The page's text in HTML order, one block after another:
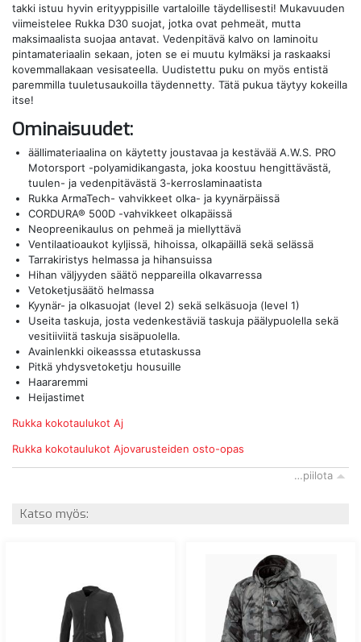
takki istuu hyvin erityyppisille vartaloille täydellisesti! Mukavuuden
viimeistelee Rukka D30 suojat, jotka ovat pehmeät, mutta
maksimaalista suojaa antavat. Vedenpitävä kalvo on laminoitu
pintamateriaalin sekaan, joten se ei muutu kylmäksi ja raskaaksi
kovemmallakaan vesisateella. Uudistettu puku on myös entistä
paremmilla tuuletusaukoilla täydennetty. Tätä pukua täytyy kokeilla
itse!
Ominaisuudet:
äällimateriaalina on käytetty joustavaa ja kestävää A.W.S. PRO
Motorsport -polyamidikangasta, joka koostuu hengittävästä,
tuulen- ja vedenpitävästä 3-kerroslaminaatista
Rukka ArmaTech- vahvikkeet olka- ja kyynärpäissä
CORDURA® 500D -vahvikkeet olkapäissä
Neopreenikaulus on pehmeä ja miellyttävä
Ventilaatioaukot kyljissä, hihoissa, olkapäillä sekä selässä
Tarrakiristys helmassa ja hihansuissa
Hihan väljyyden säätö neppareilla olkavarressa
Vetoketjusäätö helmassa
Kyynär- ja olkasuojat (level 2) sekä selkäsuoja (level 1)
Useita taskuja, josta vedenkestäviä taskuja päälypuolella sekä
vesitiiviitä taskuja sisäpuolella.
Avainlenkki oikeasssa etutaskussa
Pitkä yhdysvetoketju housuille
Haararemmi
Heijastimet
Rukka kokotaulukot Aj
Rukka kokotaulukot Ajovarusteiden osto-opas
…piilota
Katso myös: